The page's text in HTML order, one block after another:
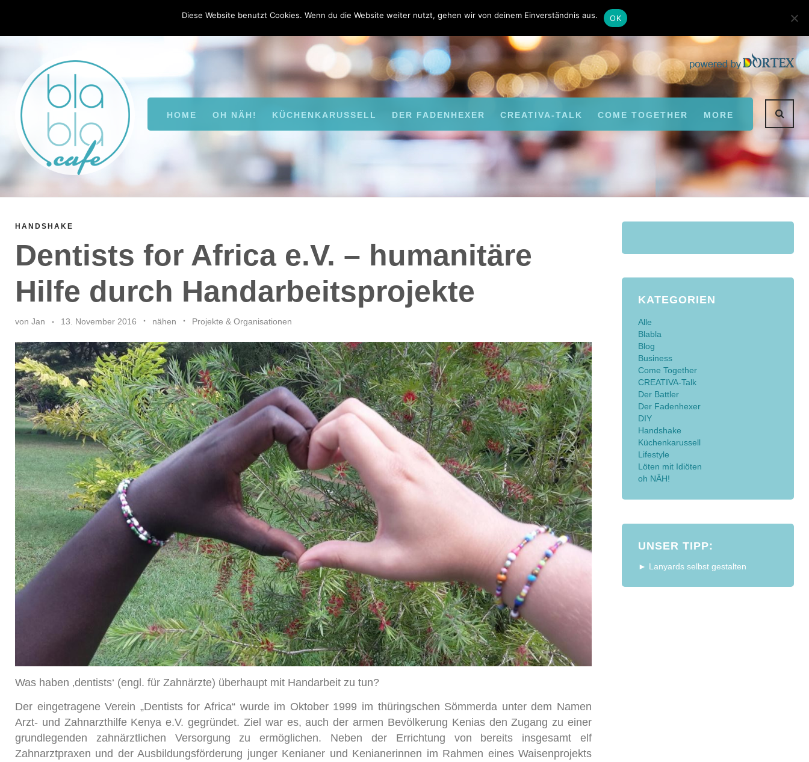
contentyoutubefacebook
instagram
twitterpinterest
Autoren
HOME OH NÄH! KÜCHENKARUSSELL DER FADENHEXER CREATIVA-TALK COME TOGETHER MORE
HANDSHAKE
Dentists for Africa e.V. – humanitäre
Hilfe durch Handarbeitsprojekte
von Jan 13. November 2016 nähen Projekte & Organisationen
Was haben ‚dentists‘ (engl. für Zahnärzte) überhaupt mit Handarbeit zu tun?
Der eingetragene Verein „Dentists for Africa“ wurde im Oktober 1999 im thüringschen Sömmerda unter dem Namen
Arzt- und Zahnarzthilfe Kenya e.V. gegründet. Ziel war es, auch der armen Bevölkerung Kenias den Zugang zu einer
grundlegenden zahnärztlichen Versorgung zu ermöglichen. Neben der Errichtung von bereits insgesamt elf
Zahnarztpraxen und der Ausbildungsförderung junger Kenianer und Kenianerinnen im Rahmen eines Waisenprojekts
KATEGORIEN
Alle
Blabla
Blog
Business
Come Together
CREATIVA-Talk
Der Battler
Der Fadenhexer
DIY
Handshake
Küchenkarussell
Lifestyle
Löten mit Idiöten
oh NÄH!
UNSER TIPP:
► Lanyards selbst gestalten
Diese Website benutzt Cookies. Wenn du die Website weiter nutzt, gehen wir von deinem Einverständnis aus. OK